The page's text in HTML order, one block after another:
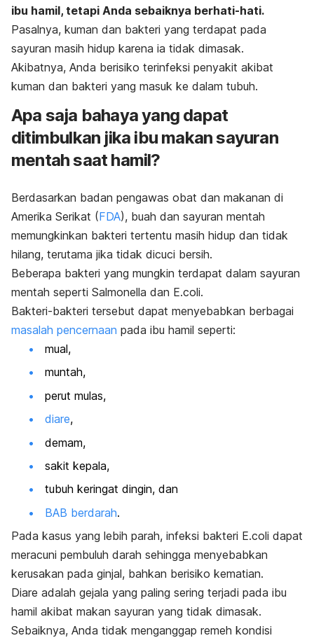
ibu hamil, tetapi Anda sebaiknya berhati-hati.
Pasalnya, kuman dan bakteri yang terdapat pada
sayuran masih hidup karena ia tidak dimasak.
Akibatnya, Anda berisiko terinfeksi penyakit akibat
kuman dan bakteri yang masuk ke dalam tubuh.
Apa saja bahaya yang dapat
ditimbulkan jika ibu makan sayuran
mentah saat hamil?
Berdasarkan badan pengawas obat dan makanan di
Amerika Serikat (FDA), buah dan sayuran mentah
memungkinkan bakteri tertentu masih hidup dan tidak
hilang, terutama jika tidak dicuci bersih.
Beberapa bakteri yang mungkin terdapat dalam sayuran
mentah seperti Salmonella dan E.coli.
Bakteri-bakteri tersebut dapat menyebabkan berbagai
masalah pencernaan pada ibu hamil seperti:
mual,
muntah,
perut mulas,
diare,
demam,
sakit kepala,
tubuh keringat dingin, dan
BAB berdarah.
Pada kasus yang lebih parah, infeksi bakteri E.coli dapat
meracuni pembuluh darah sehingga menyebabkan
kerusakan pada ginjal, bahkan berisiko kematian.
Diare adalah gejala yang paling sering terjadi pada ibu
hamil akibat makan sayuran yang tidak dimasak.
Sebaiknya, Anda tidak menganggap remeh kondisi